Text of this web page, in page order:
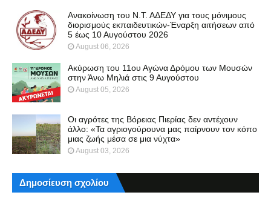
Ανακοίνωση του Ν.Τ. ΑΔΕΔΥ για τους μόνιμους
διορισμούς εκπαιδευτικών-Έναρξη αιτήσεων από
5 έως 10 Αυγούστου 2026
August 06, 2026
Ακύρωση του 11ου Αγώνα Δρόμου των Μουσών
στην Άνω Μηλιά στις 9 Αυγούστου
August 05, 2026
Οι αγρότες της Βόρειας Πιερίας δεν αντέχουν
άλλο: «Τα αγριογούρουνα μας παίρνουν τον κόπο
μιας ζωής μέσα σε μια νύχτα»
August 03, 2026
Δημοσίευση σχολίου